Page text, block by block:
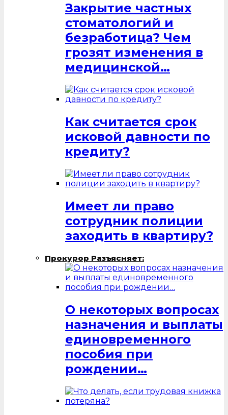
Закрытие частных
стоматологий и
безработица? Чем
грозят изменения в
медицинской…
Как считается срок
исковой давности по
кредиту?
Имеет ли право
сотрудник полиции
заходить в квартиру?
Прокурор Разъясняет:
О некоторых вопросах
назначения и выплаты
единовременного
пособия при
рождении…